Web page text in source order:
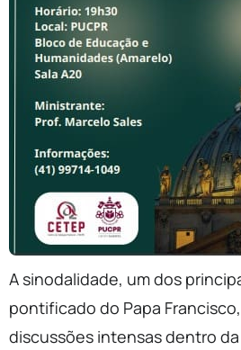
A sinodalidade, um dos
pontificado do Papa
discussões intensas dentro